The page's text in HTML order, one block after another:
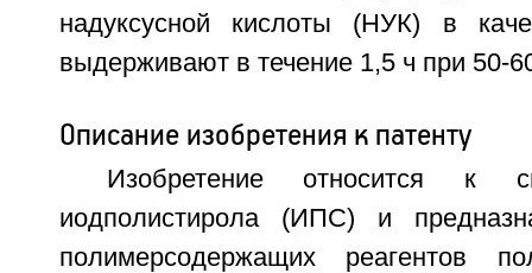
надуксусной кислоты (НУК) в
выдерживают в течение 1,5 ч при 50-
Описание изобретения к патенту
Изобретение относится к
иодполистирола (ИПС) и
полимерсодержащих реагентов